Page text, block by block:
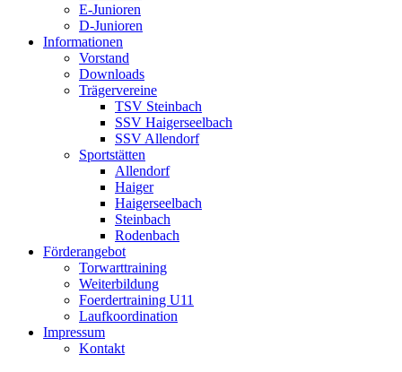
E-Junioren
D-Junioren
Informationen
Vorstand
Downloads
Trägervereine
TSV Steinbach
SSV Haigerseelbach
SSV Allendorf
Sportstätten
Allendorf
Haiger
Haigerseelbach
Steinbach
Rodenbach
Förderangebot
Torwarttraining
Weiterbildung
Foerdertraining U11
Laufkoordination
Impressum
Kontakt